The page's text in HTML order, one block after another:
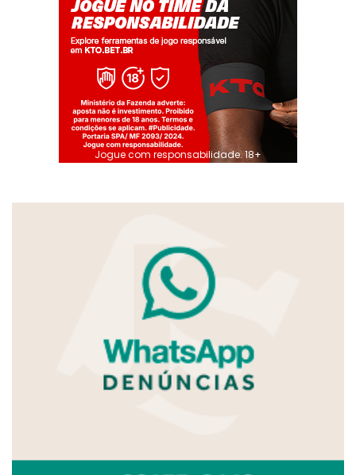
Jogue com responsabilidade. 18+